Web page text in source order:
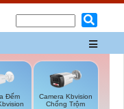
Đếm
Camera Kbvision
Chống Trộm